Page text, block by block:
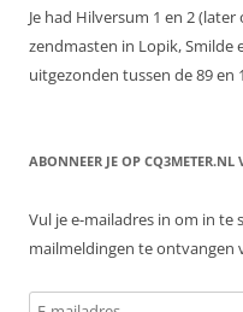
Je had Hilversum 1 en 2
zendmasten in Lopik, Smilde
uitgezonden tussen de 89 en
ABONNEER JE OP
Vul je e-mailadres in om in te
mailmeldingen te ontvangen
E-